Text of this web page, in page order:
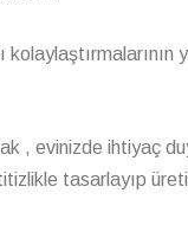
kolaylaştırmalarının
, evinizde ihtiyaç
tasarlayıp